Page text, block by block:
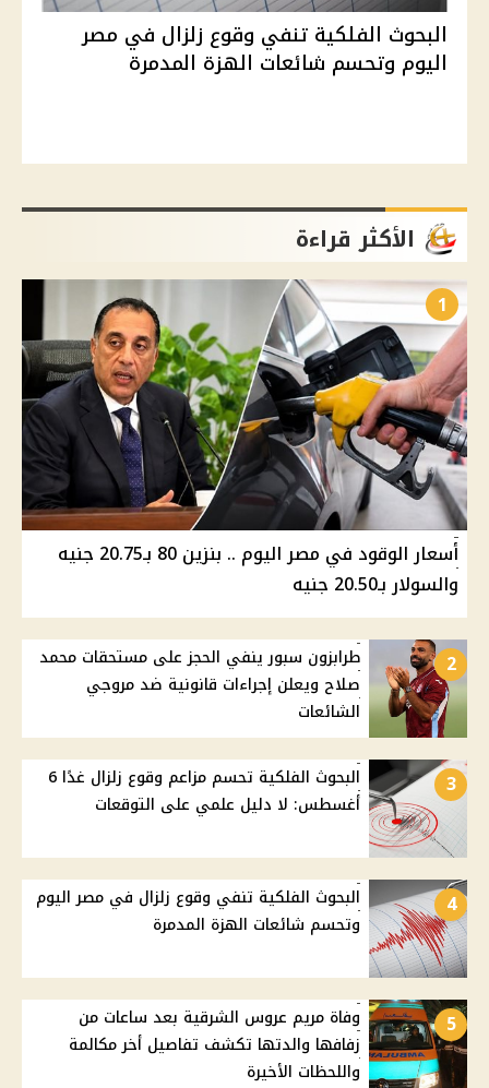
البحوث الفلكية تنفي وقوع زلزال في مصر
اليوم وتحسم شائعات الهزة المدمرة
الأكثر قراءة
1
أسعار الوقود في مصر اليوم .. بنزين 80 بـ20.75 جنيه
والسولار بـ20.50 جنيه
2
طرابزون سبور ينفي الحجز على مستحقات محمد
صلاح ويعلن إجراءات قانونية ضد مروجي
الشائعات
3
البحوث الفلكية تحسم مزاعم وقوع زلزال غدًا 6
أغسطس: لا دليل علمي على التوقعات
4
البحوث الفلكية تنفي وقوع زلزال في مصر اليوم
وتحسم شائعات الهزة المدمرة
5
وفاة مريم عروس الشرقية بعد ساعات من
زفافها والدتها تكشف تفاصيل أخر مكالمة
واللحظات الأخيرة